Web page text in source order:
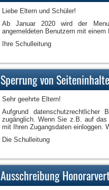
Liebe Eltern und Schüler!
Ab Januar 2020 wird der
angemeldeten Benutzern mit
Ihre Schulleitung
Sperrung von
Sehr geehrte Eltern!
Aufgrund
zugänglich. Wenn Sie z.B. auf
mit Ihren Zugangsdaten einloggen.
Die Schulleitung
Ausschreibung